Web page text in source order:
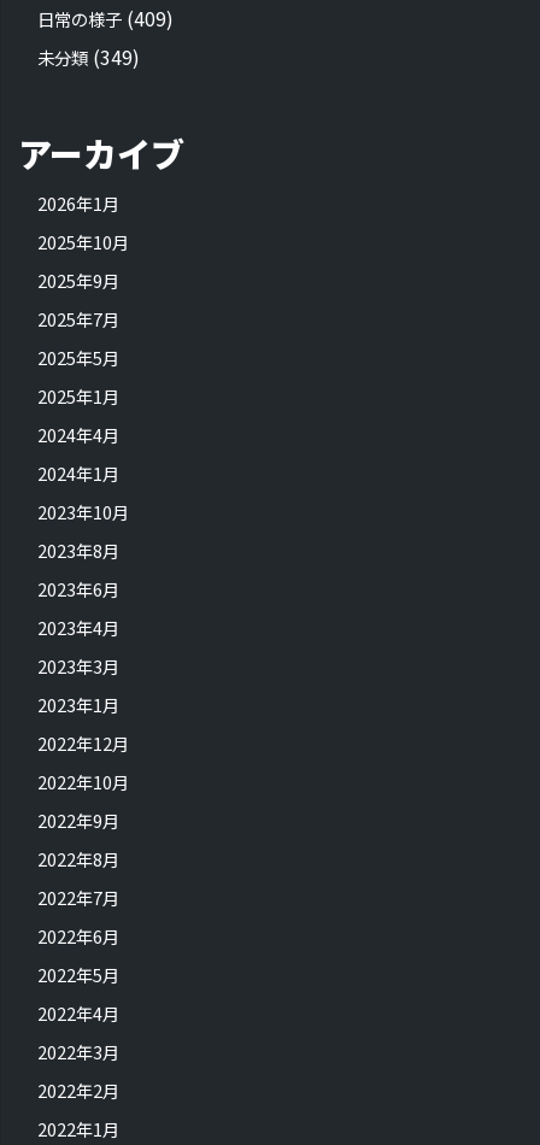
日常の様子 (409)
未分類 (349)
アーカイブ
2026年1月
2025年10月
2025年9月
2025年7月
2025年5月
2025年1月
2024年4月
2024年1月
2023年10月
2023年8月
2023年6月
2023年4月
2023年3月
2023年1月
2022年12月
2022年10月
2022年9月
2022年8月
2022年7月
2022年6月
2022年5月
2022年4月
2022年3月
2022年2月
2022年1月